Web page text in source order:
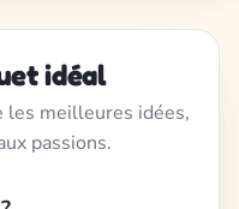
idéal
les meilleures idées,
passions.